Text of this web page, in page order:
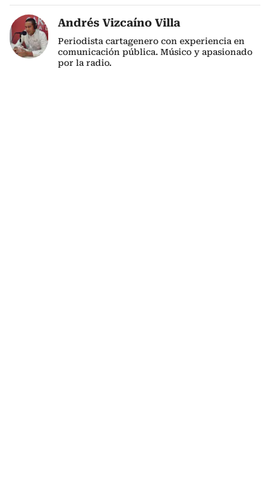
Andrés Vizcaíno Villa
Periodista cartagenero con experiencia en
comunicación pública. Músico y apasionado
por la radio.